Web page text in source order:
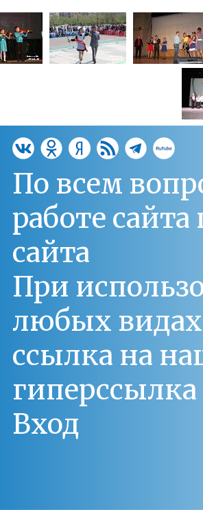
По всем
работе
сайта
При
любых
ссылка на
Вход